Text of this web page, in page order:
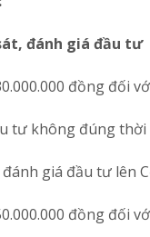
đánh giá đầu tư
đồng đối
tư không đúng
giá đầu tư lên
đồng đối